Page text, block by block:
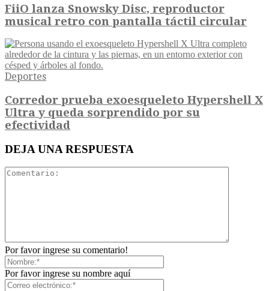
FiiO lanza Snowsky Disc, reproductor
musical retro con pantalla táctil circular
Deportes
Corredor prueba exoesqueleto Hypershell X
Ultra y queda sorprendido por su
efectividad
DEJA UNA RESPUESTA
Por favor ingrese su comentario!
Por favor ingrese su nombre aquí